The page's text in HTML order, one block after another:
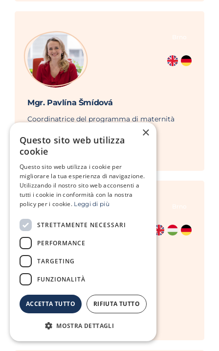
Mgr. Pavlína Šmídová
Coordinatrice del programma di maternità
psmidova@repromeda.cz
+420 725 927 512
Viktória Nagyová
Coordinatrice FIV
vnagyova@repromeda.cz
+420 720 933 983
×
Questo sito web utilizza
cookie
Questo sito web utilizza i cookie per
migliorare la tua esperienza di navigazione.
Utilizzando il nostro sito web acconsenti a
tutti i cookie in conformità con la nostra
policy per i cookie. Leggi di più
STRETTAMENTE NECESSARI
PERFORMANCE
TARGETING
FUNZIONALITÀ
ACCETTA TUTTO RIFIUTA TUTTO
MOSTRA DETTAGLI